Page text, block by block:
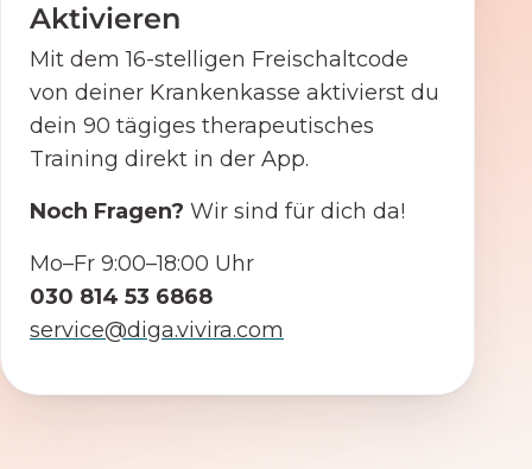
Aktivieren
Mit dem 16-stelligen Freischaltcode
von deiner Krankenkasse aktivierst du
dein 90 tägiges therapeutisches
Training direkt in der App.
Noch Fragen? Wir sind für dich da!
Mo–Fr 9:00–18:00 Uhr
030 814 53 6868
service@diga.vivira.com